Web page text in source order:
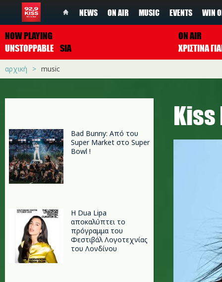
NEWS ON AIR MUSIC EVENTS WIN
NOW PLAYING
UNSTOPPABLE SIA
ON AIR
ΧΡΙΣΤΙΝΑ
αρχική music
Bad Bunny: Από του
Super Market στο Super
Bowl !
Η Dua Lipa
αποκαλύπτει το
πρόγραμμα του
Φεστιβάλ Λογοτεχνίας
του Λονδίνου
Κiss